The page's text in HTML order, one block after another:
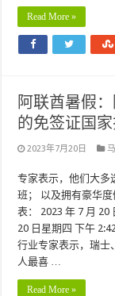
Read More »
阿联酋暑假
的免签证国
2023年7月20日
专家表示，他们大多
班； 以及拥有豪华度
表： 2023 年 7 月 20
20 日星期四 下午
行业专家表示，瑞士
人最喜 …
Read More »